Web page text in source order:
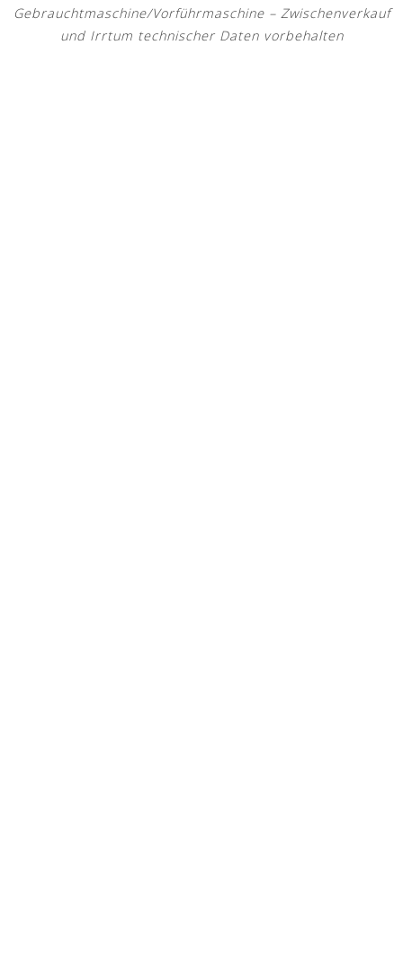
Gebrauchtmaschine/Vorführmaschine – Zwischenverkauf
und Irrtum technischer Daten vorbehalten